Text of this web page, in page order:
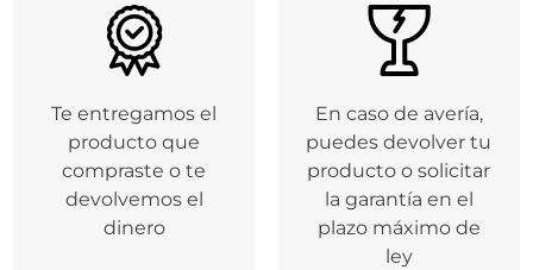
Te entregamos el
producto que
compraste o te
devolvemos el
dinero
En caso de avería,
puedes devolver tu
producto o solicitar
la garantía en el
plazo máximo de
ley